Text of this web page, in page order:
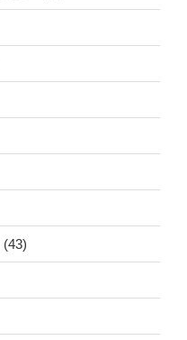
(43)